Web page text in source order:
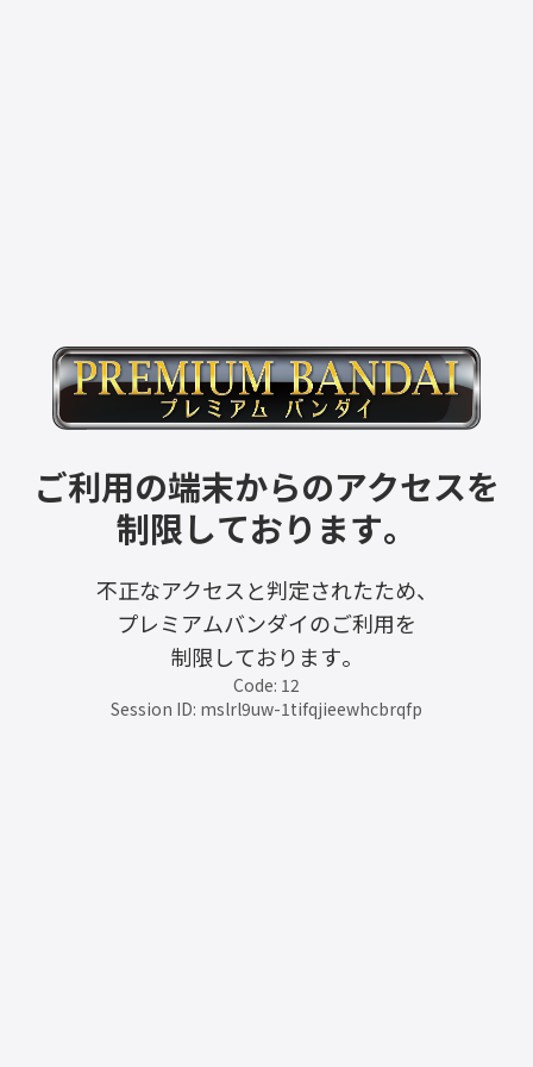
ご利用の端末からのアクセスを
制限しております。
不正なアクセスと判定されたため、
プレミアムバンダイのご利用を
制限しております。
Code: 12
Session ID: mslrl9uw-1tifqjieewhcbrqfp